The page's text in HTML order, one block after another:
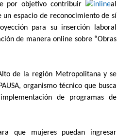
por objetivo contribuir
al
espacio de reconocimiento de sí
para su inserción laboral
de manera online sobre “Obras
de la región Metropolitana y se
organismo técnico que busca
de programas de
que mujeres puedan ingresar